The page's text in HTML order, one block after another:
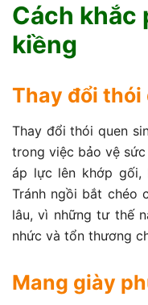
Cách khắc
kiềng
Thay đổi thói
Thay đổi thói quen
trong việc bảo vệ
áp lực lên khớp gối,
Tránh ngồi bắt chéo
lâu, vì những tư thế
nhức và tổn thương
Mang giày